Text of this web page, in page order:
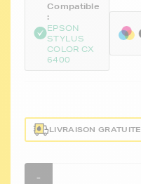
Compatible
:
EPSON
STYLUS
COLOR CX
6400
LIVRAISON GRATUITE
-